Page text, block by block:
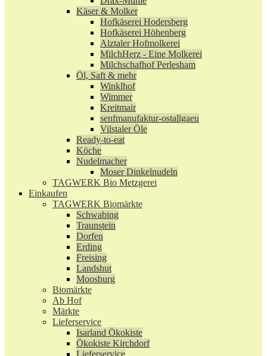
Käser & Molker
Hofkäserei Hodersberg
Hofkäserei Höhenberg
Alztaler Hofmolkerei
MilchHerz - Eine Molkerei
Milchschafhof Perlesham
Öl, Saft & mehr
Winklhof
Wimmer
Kreitmair
senfmanufaktur-ostallgaeu
Vilstaler Öle
Ready-to-eat
Köche
Nudelmacher
Moser Dinkelnudeln
TAGWERK Bio Metzgerei
Einkaufen
TAGWERK Biomärkte
Schwabing
Traunstein
Dorfen
Erding
Freising
Landshut
Moosburg
Biomärkte
Ab Hof
Märkte
Lieferservice
Isarland Ökokiste
Ökokiste Kirchdorf
Lieferservice